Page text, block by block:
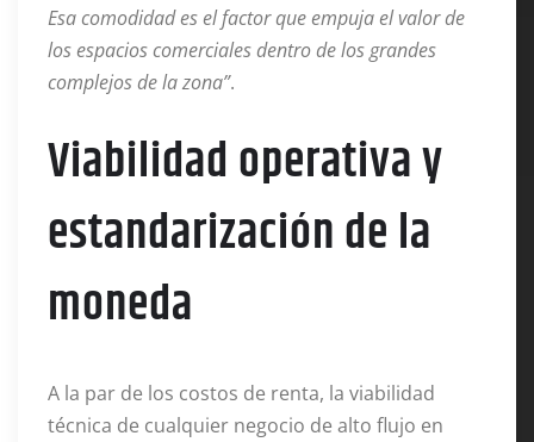
Esa comodidad es el factor que empuja el valor de
los espacios comerciales dentro de los grandes
complejos de la zona”.
Viabilidad operativa y
estandarización de la
moneda
A la par de los costos de renta, la viabilidad
técnica de cualquier negocio de alto flujo en